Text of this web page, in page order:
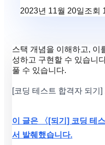
2023년 11월 20일조회
스택 개념을 이해하고, 이
성하고 구현할 수 있습니
풀 수 있습니다.
[코딩 테스트 합격자 되기
이 글은 〈[되기] 코딩 테
서 발췌했습니다.